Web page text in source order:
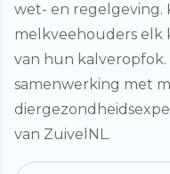
wet- en regelgeving.
melkveehouders elk
van hun kalveropfok.
samenwerking met
van ZuivelNL.